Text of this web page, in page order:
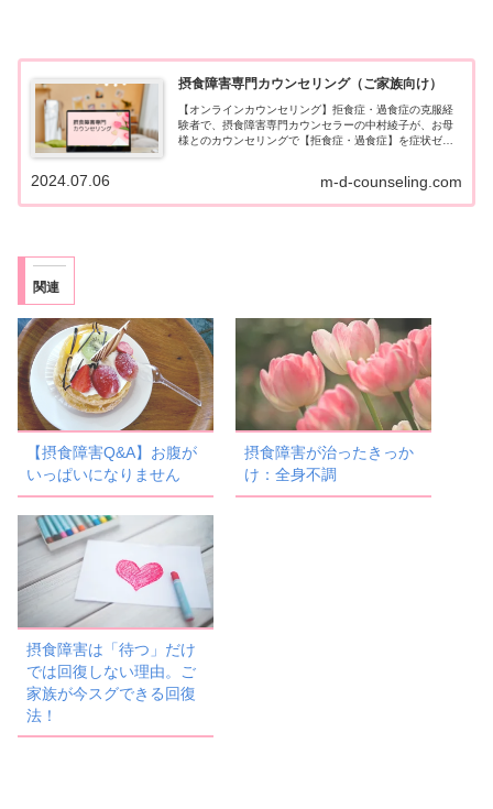
摂食障害専門カウンセリング（ご家族向け）
【オンラインカウンセリング】拒食症・過食症の克服経
験者で、摂食障害専門カウンセラーの中村綾子が、お母
様とのカウンセリングで【拒食症・過食症】を症状ゼロ
m-d-counseling.com
2024.07.06
関連
【摂食障害Q&A】お腹が
いっぱいになりません
摂食障害が治ったきっか
け：全身不調
摂食障害は「待つ」だけ
では回復しない理由。ご
家族が今スグできる回復
法！